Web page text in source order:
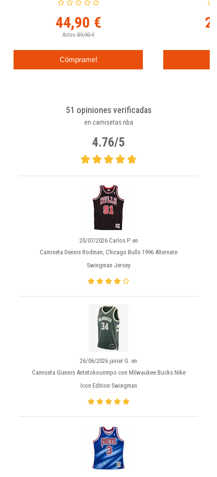
44,90 €
Antes 89,90 €
Cómprame!
51 opiniones verificadas
en camisetas nba
4.76/5
20/07/2026 Carlos P. en
Camiseta Dennis Rodman, Chicago Bulls 1996 Alternate
Swingman Jersey
26/06/2026 javier G. en
Camiseta Giannis Antetokounmpo con Milwaukee Bucks Nike
Icon Edition Swingman